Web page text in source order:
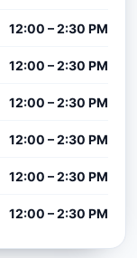
12:00 – 2:30 PM
12:00 – 2:30 PM
12:00 – 2:30 PM
12:00 – 2:30 PM
12:00 – 2:30 PM
12:00 – 2:30 PM